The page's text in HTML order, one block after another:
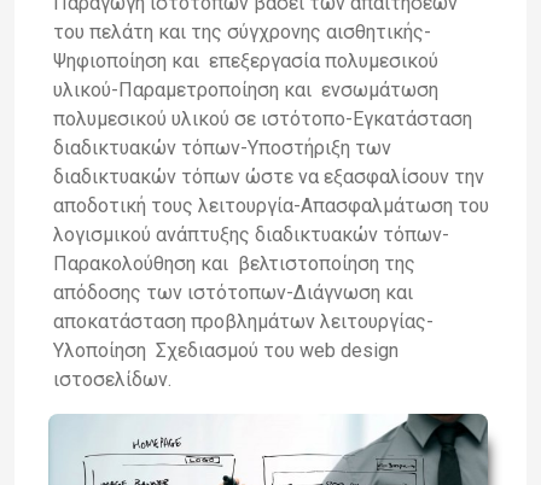
του πελάτη και της σύγχρονης αισθητικής-
Ψηφιοποίηση και επεξεργασία πολυμεσικού
υλικού-Παραμετροποίηση και ενσωμάτωση
πολυμεσικού υλικού σε ιστότοπο-Εγκατάσταση
διαδικτυακών τόπων-Υποστήριξη των
διαδικτυακών τόπων ώστε να εξασφαλίσουν την
αποδοτική τους λειτουργία-Απασφαλμάτωση του
λογισμικού ανάπτυξης διαδικτυακών τόπων-
Παρακολούθηση και βελτιστοποίηση της
απόδοσης των ιστότοπων-Διάγνωση και
αποκατάσταση προβλημάτων λειτουργίας-
Υλοποίηση Σχεδιασμού του web design
ιστοσελίδων.